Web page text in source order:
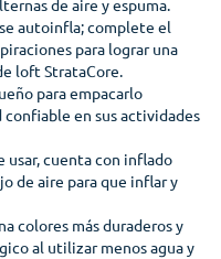
de aire y espuma.
autoinfla; complete el
para lograr una
loft StrataCore.
para empacarlo
en sus actividades
usar, cuenta con inflado
de aire para que inflar y
colores más duraderos y
al utilizar menos agua y